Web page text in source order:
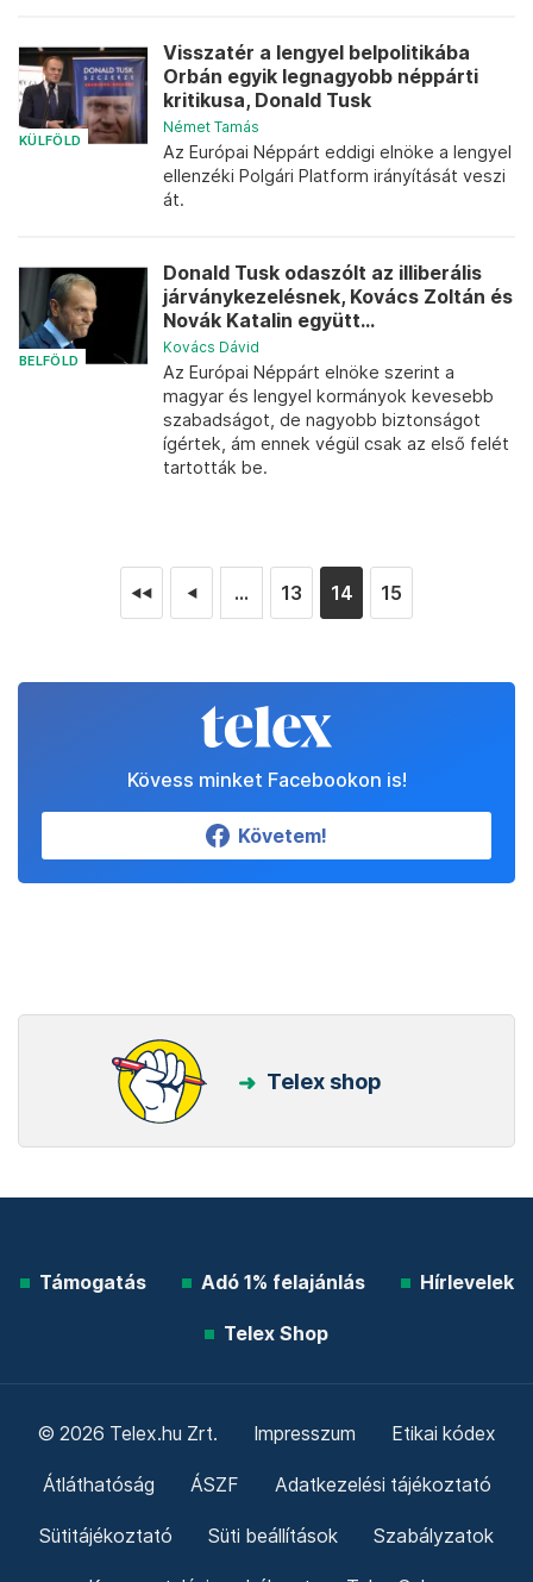
KÜLFÖLD
Visszatér a lengyel belpolitikába
Orbán egyik legnagyobb néppárti
kritikusa, Donald Tusk
Német Tamás
Az Európai Néppárt eddigi elnöke a lengyel
ellenzéki Polgári Platform irányítását veszi
át.
BELFÖLD
Donald Tusk odaszólt az illiberális
járványkezelésnek, Kovács Zoltán és
Novák Katalin együtt...
Kovács Dávid
Az Európai Néppárt elnöke szerint a
magyar és lengyel kormányok kevesebb
szabadságot, de nagyobb biztonságot
ígértek, ám ennek végül csak az első felét
tartották be.
◄◄ ◄ ... 13 14 15
Kövess minket Facebookon is!
Követem!
Telex shop
Támogatás Adó 1% felajánlás Hírlevelek
Telex Shop
© 2026 Telex.hu Zrt. Impresszum Etikai kódex
Átláthatóság ÁSZF Adatkezelési tájékoztató
Sütitájékoztató Süti beállítások Szabályzatok